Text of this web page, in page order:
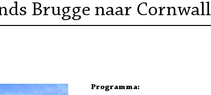
Brugge naar Cornwall
Programma: